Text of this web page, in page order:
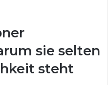
sie selten
steht